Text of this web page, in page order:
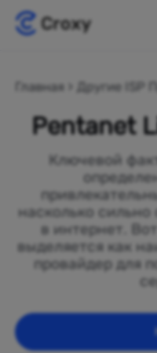
Главная Другие ISP
Pentanet
Ключевой
насколько сильно
в интернет.
выделяется как
провайдер для